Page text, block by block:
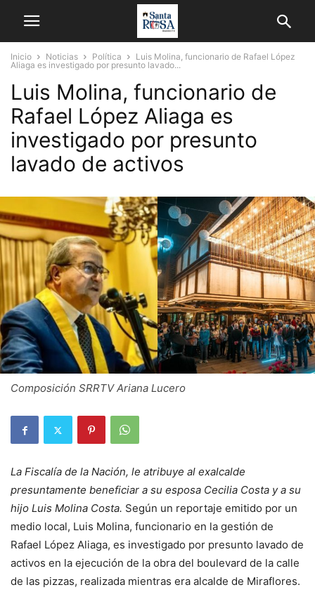
Inicio Noticias Política
Luis Molina, funcionario de Rafael López
Aliaga es investigado por presunto lavado...
Luis Molina, funcionario de
Rafael López Aliaga es
investigado por presunto
lavado de activos
Composición SRRTV Ariana Lucero
La Fiscalía de la Nación, le atribuye al exalcalde
presuntamente beneficiar a su esposa Cecilia Costa y a su
hijo Luis Molina Costa. Según un reportaje emitido por un
medio local, Luis Molina, funcionario en la gestión de
Rafael López Aliaga, es investigado por presunto lavado de
activos en la ejecución de la obra del boulevard de la calle
de las pizzas, realizada mientras era alcalde de Miraflores.